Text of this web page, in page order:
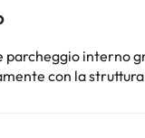
parcheggio interno
con la